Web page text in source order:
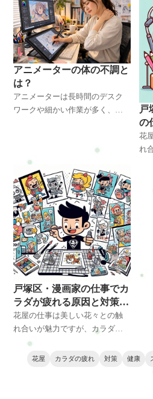
アニメーターの体の不調と
は？
アニメーターは長時間のデスク
ワークや細かい作業が多く、首
職業です。作業姿勢による体へ
の負担や筋肉の変化、整体師の
視点から改善方法を分かりやす
く解説します。横浜・戸塚エリ
アで体のケアを考えている方に
も参考になる内容です。
戸
の
因
花
れ
の
い
は
戸塚区・漫画家の仕事でカ
ラダが疲れる原因と対策・
改善方法とは？
花屋の仕事は美しい花々との触
れ合いが魅力ですが、カラダへ
の負担も少なくありません。長
時間の立ち仕事、花束制作、重
花屋 カラダの疲れ 対策 健康